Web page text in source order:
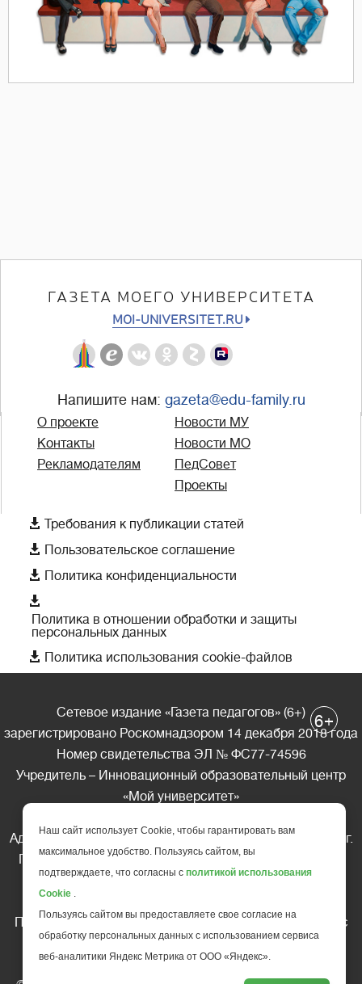
ГАЗЕТА МОЕГО УНИВЕРСИТЕТА
MOI-UNIVERSITET.RU
Напишите нам: gazeta@edu-family.ru
О проекте
Контакты
Рекламодателям
Новости МУ
Новости МО
ПедСовет
Проекты
 Требования к публикации статей
 Пользовательское соглашение
 Политика конфиденциальности

Политика в отношении обработки и защиты
персональных данных
 Политика использования cookie-файлов
Сетевое издание «Газета педагогов» (6+)
зарегистрировано Роскомнадзором 14 декабря 2018 года
Номер свидетельства ЭЛ № ФС77-74596
Учредитель – Инновационный образовательный центр
«Мой университет»
Адрес редакции: 185035 Россия, Республика Карелия, г.
Петрозаводск, ул. Фридриха Энгельса д.10, офис 211
Телефон редакции: +7 (499) 685-10-45
Перепечатка материалов газеты допускается только c
письменного разрешения редакции
Ссылка на «Газету педагогов» обязательна.
6+
Наш сайт использует Cookie, чтобы гарантировать вам
максимальное удобство. Пользуясь сайтом, вы
подтверждаете, что согласны с политикой использования
Cookie .
Пользуясь сайтом вы предоставляете свое согласие на
обработку персональных данных с использованием сервиса
веб-аналитики Яндекс Метрика от ООО «Яндекс».